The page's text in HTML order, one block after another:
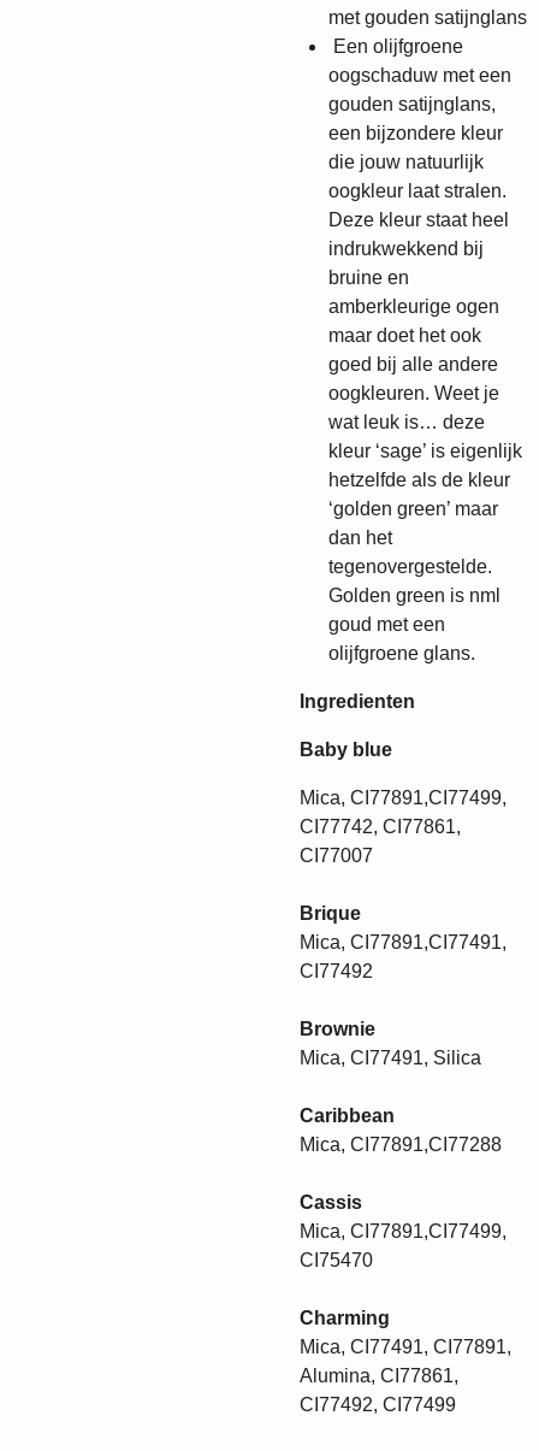
met gouden satijnglans
Een olijfgroene
oogschaduw met een
gouden satijnglans,
een bijzondere kleur
die jouw natuurlijk
oogkleur laat stralen.
Deze kleur staat heel
indrukwekkend bij
bruine en
amberkleurige ogen
maar doet het ook
goed bij alle andere
oogkleuren. Weet je
wat leuk is… deze
kleur ‘sage’ is eigenlijk
hetzelfde als de kleur
‘golden green’ maar
dan het
tegenovergestelde.
Golden green is nml
goud met een
olijfgroene glans.
Ingredienten
Baby blue
Mica, CI77891,CI77499,
CI77742, CI77861,
CI77007
Brique
Mica, CI77891,CI77491,
CI77492
Brownie
Mica, CI77491, Silica
Caribbean
Mica, CI77891,CI77288
Cassis
Mica, CI77891,CI77499,
CI75470
Charming
Mica, CI77491, CI77891,
Alumina, CI77861,
CI77492, CI77499